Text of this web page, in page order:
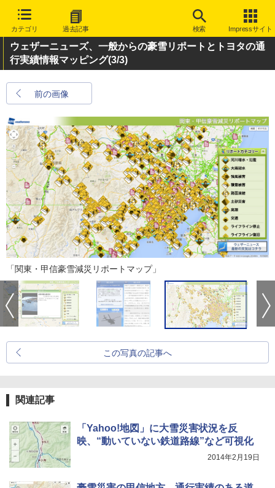
カテゴリ 過去記事 検索 Impressサイト
ウェザーニューズ、一般からの豪雪リポートとトヨタの通
行実績情報マッピング(3/3)
前の画像
「関東・甲信豪雪減災リポートマップ」
この写真の記事へ
関連記事
「Yahoo!地図」に大雪災害状況を反
映、“動いていない鉄道路線”など可視化
2014年2月19日